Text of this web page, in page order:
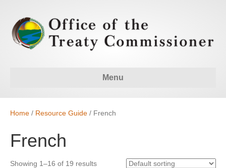
Menu
Home / Resource Guide / French
French
Showing 1–16 of 19 results